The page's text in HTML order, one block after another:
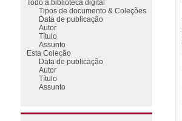
Todo a biblioteca digital
Tipos de documento & Coleções
Data de publicação
Autor
Título
Assunto
Esta Coleção
Data de publicação
Autor
Título
Assunto